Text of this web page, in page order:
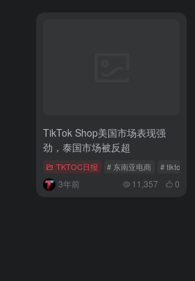
TikTok Shop美国市场表现强
劲，泰国市场被反超
TKTOC日报 # 东南亚电商 # tiktok电商
3年前 11,357 0